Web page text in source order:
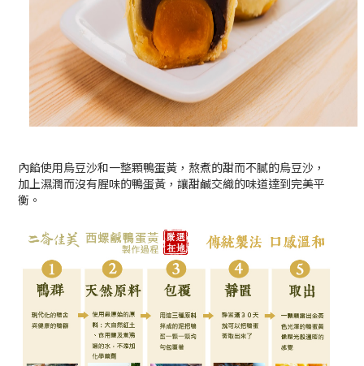
內餡使用烏豆沙和一整顆鴨蛋黃，熬煮的甜而不膩的烏豆沙，
加上濕潤而沒有腥味的鴨蛋黃，讓甜鹹交織的味道達到完美平
衡。